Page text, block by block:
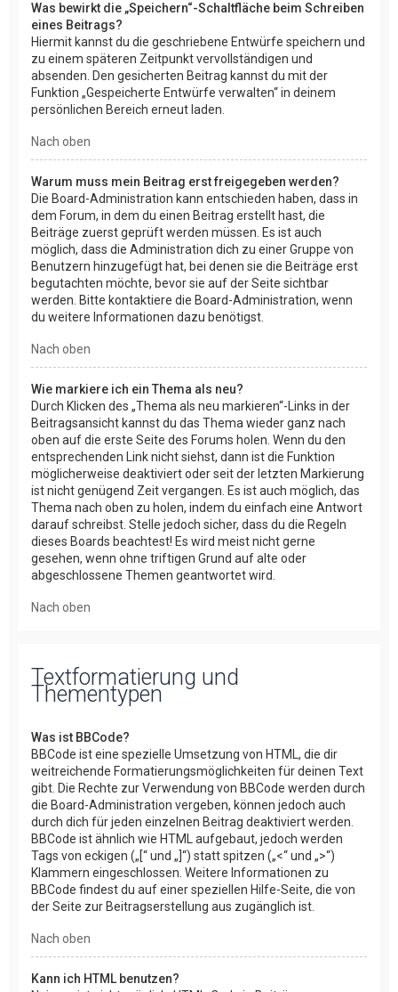
Was bewirkt die „Speichern“-Schaltfläche beim Schreiben
eines Beitrags?
Hiermit kannst du die geschriebene Entwürfe speichern und
zu einem späteren Zeitpunkt vervollständigen und
absenden. Den gesicherten Beitrag kannst du mit der
Funktion „Gespeicherte Entwürfe verwalten“ in deinem
persönlichen Bereich erneut laden.
Nach oben
Warum muss mein Beitrag erst freigegeben werden?
Die Board-Administration kann entschieden haben, dass in
dem Forum, in dem du einen Beitrag erstellt hast, die
Beiträge zuerst geprüft werden müssen. Es ist auch
möglich, dass die Administration dich zu einer Gruppe von
Benutzern hinzugefügt hat, bei denen sie die Beiträge erst
begutachten möchte, bevor sie auf der Seite sichtbar
werden. Bitte kontaktiere die Board-Administration, wenn
du weitere Informationen dazu benötigst.
Nach oben
Wie markiere ich ein Thema als neu?
Durch Klicken des „Thema als neu markieren“-Links in der
Beitragsansicht kannst du das Thema wieder ganz nach
oben auf die erste Seite des Forums holen. Wenn du den
entsprechenden Link nicht siehst, dann ist die Funktion
möglicherweise deaktiviert oder seit der letzten Markierung
ist nicht genügend Zeit vergangen. Es ist auch möglich, das
Thema nach oben zu holen, indem du einfach eine Antwort
darauf schreibst. Stelle jedoch sicher, dass du die Regeln
dieses Boards beachtest! Es wird meist nicht gerne
gesehen, wenn ohne triftigen Grund auf alte oder
abgeschlossene Themen geantwortet wird.
Nach oben
Textformatierung und
Thementypen
Was ist BBCode?
BBCode ist eine spezielle Umsetzung von HTML, die dir
weitreichende Formatierungsmöglichkeiten für deinen Text
gibt. Die Rechte zur Verwendung von BBCode werden durch
die Board-Administration vergeben, können jedoch auch
durch dich für jeden einzelnen Beitrag deaktiviert werden.
BBCode ist ähnlich wie HTML aufgebaut, jedoch werden
Tags von eckigen („[“ und „]“) statt spitzen („<“ und „>“)
Klammern eingeschlossen. Weitere Informationen zu
BBCode findest du auf einer speziellen Hilfe-Seite, die von
der Seite zur Beitragserstellung aus zugänglich ist.
Nach oben
Kann ich HTML benutzen?